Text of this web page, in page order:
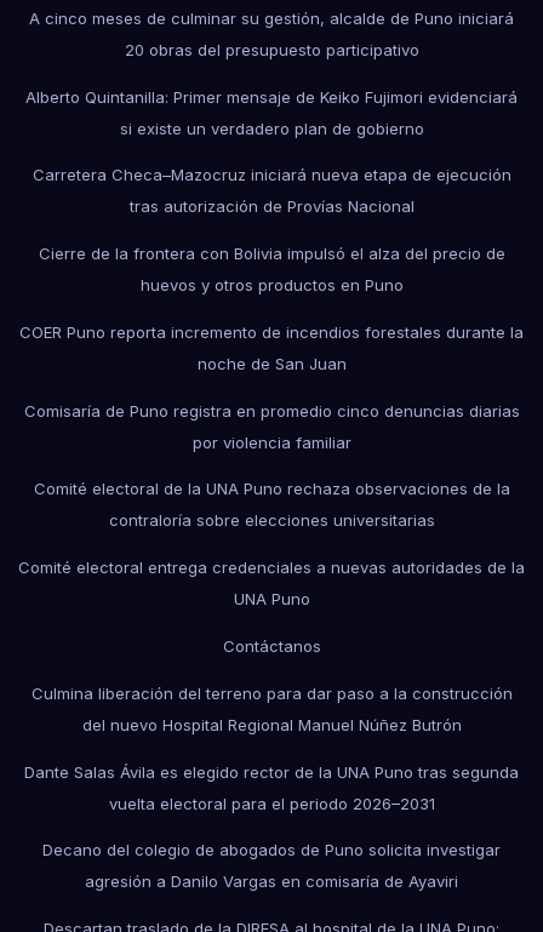
A cinco meses de culminar su gestión, alcalde de Puno iniciará
20 obras del presupuesto participativo
Alberto Quintanilla: Primer mensaje de Keiko Fujimori evidenciará
si existe un verdadero plan de gobierno
Carretera Checa–Mazocruz iniciará nueva etapa de ejecución
tras autorización de Provías Nacional
Cierre de la frontera con Bolivia impulsó el alza del precio de
huevos y otros productos en Puno
COER Puno reporta incremento de incendios forestales durante la
noche de San Juan
Comisaría de Puno registra en promedio cinco denuncias diarias
por violencia familiar
Comité electoral de la UNA Puno rechaza observaciones de la
contraloría sobre elecciones universitarias
Comité electoral entrega credenciales a nuevas autoridades de la
UNA Puno
Contáctanos
Culmina liberación del terreno para dar paso a la construcción
del nuevo Hospital Regional Manuel Núñez Butrón
Dante Salas Ávila es elegido rector de la UNA Puno tras segunda
vuelta electoral para el periodo 2026–2031
Decano del colegio de abogados de Puno solicita investigar
agresión a Danilo Vargas en comisaría de Ayaviri